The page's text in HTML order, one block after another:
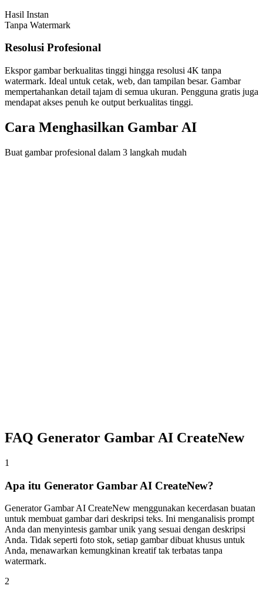
Hasil Instan
Tanpa Watermark
Resolusi Profesional
Ekspor gambar berkualitas tinggi hingga resolusi 4K tanpa
watermark. Ideal untuk cetak, web, dan tampilan besar. Gambar
mempertahankan detail tajam di semua ukuran. Pengguna gratis juga
mendapat akses penuh ke output berkualitas tinggi.
Cara Menghasilkan Gambar AI
Buat gambar profesional dalam 3 langkah mudah
FAQ Generator Gambar AI CreateNew
1
Apa itu Generator Gambar AI CreateNew?
Generator Gambar AI CreateNew menggunakan kecerdasan buatan
untuk membuat gambar dari deskripsi teks. Ini menganalisis prompt
Anda dan menyintesis gambar unik yang sesuai dengan deskripsi
Anda. Tidak seperti foto stok, setiap gambar dibuat khusus untuk
Anda, menawarkan kemungkinan kreatif tak terbatas tanpa
watermark.
2